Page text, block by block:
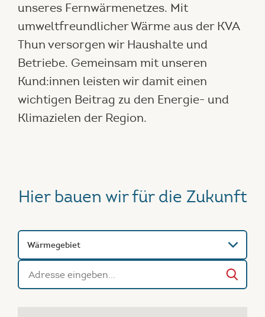
unseres Fernwärmenetzes. Mit
umweltfreundlicher Wärme aus der KVA
Thun versorgen wir Haushalte und
Betriebe. Gemeinsam mit unseren
Kund:innen leisten wir damit einen
wichtigen Beitrag zu den Energie- und
Klimazielen der Region.
Hier bauen wir für die Zukunft
Wärmegebiet